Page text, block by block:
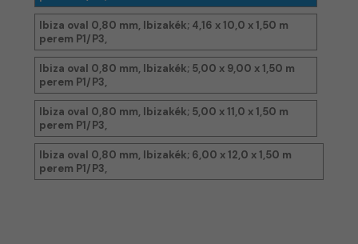
Ibiza oval 0,80 mm, Ibizakék; 4,16 x 10,0 x 1,50 m
perem P1/P3,
Ibiza oval 0,80 mm, Ibizakék; 5,00 x 9,00 x 1,50 m
perem P1/P3,
Ibiza oval 0,80 mm, Ibizakék; 5,00 x 11,0 x 1,50 m
perem P1/P3,
Ibiza oval 0,80 mm, Ibizakék; 6,00 x 12,0 x 1,50 m
perem P1/P3,